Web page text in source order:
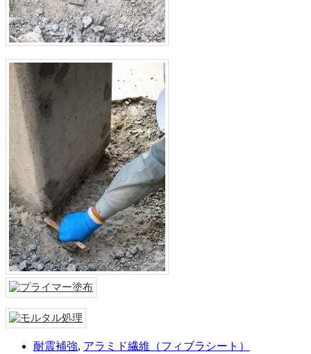
耐震補強, アラミド繊維（フィブラシート）